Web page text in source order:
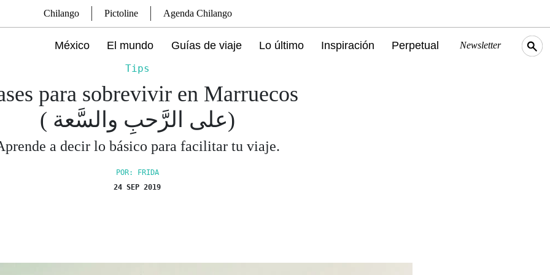
Chilango Pictoline Agenda Chilango
México El mundo Guías de viaje Lo último Inspiración Perpetual Newsletter
Tips
para sobrevivir en Marruecos
( على الرَّحبِ والسَّعة)
a decir lo básico para facilitar tu viaje.
POR: FRIDA
24 SEP 2019